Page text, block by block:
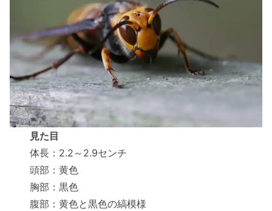
見た目
体長：2.2～2.9センチ
頭部：黄色
胸部：黒色
腹部：黄色と黒色の縞模様